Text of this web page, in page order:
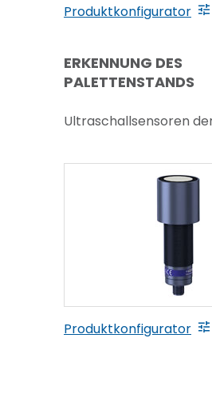
Produktkonfigurator
ERKENNUNG DES
PALETTENSTANDS
Ultraschallsensoren
Produktkonfigurator